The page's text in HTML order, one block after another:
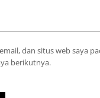
dan situs web saya
berikutnya.